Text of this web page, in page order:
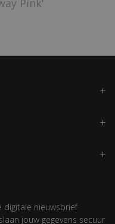
digitale nieuwsbrief
jouw gegevens secuur